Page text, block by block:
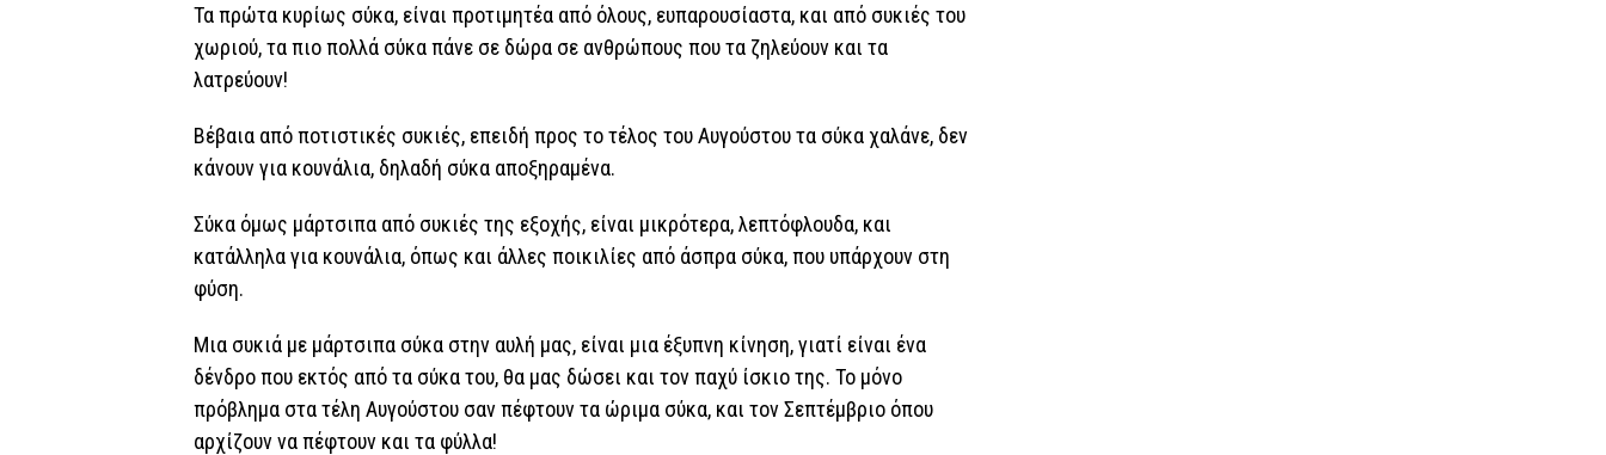
Τα πρώτα κυρίως σύκα, είναι προτιμητέα από όλους, ευπαρουσίαστα, και από συκιές του
χωριού, τα πιο πολλά σύκα πάνε σε δώρα σε ανθρώπους που τα ζηλεύουν και τα
λατρεύουν!
Βέβαια από ποτιστικές συκιές, επειδή προς το τέλος του Αυγούστου τα σύκα χαλάνε, δεν
κάνουν για κουνάλια, δηλαδή σύκα αποξηραμένα.
Σύκα όμως μάρτσιπα από συκιές της εξοχής, είναι μικρότερα, λεπτόφλουδα, και
κατάλληλα για κουνάλια, όπως και άλλες ποικιλίες από άσπρα σύκα, που υπάρχουν στη
φύση.
Μια συκιά με μάρτσιπα σύκα στην αυλή μας, είναι μια έξυπνη κίνηση, γιατί είναι ένα
δένδρο που εκτός από τα σύκα του, θα μας δώσει και τον παχύ ίσκιο της. Το μόνο
πρόβλημα στα τέλη Αυγούστου σαν πέφτουν τα ώριμα σύκα, και τον Σεπτέμβριο όπου
αρχίζουν να πέφτουν και τα φύλλα!